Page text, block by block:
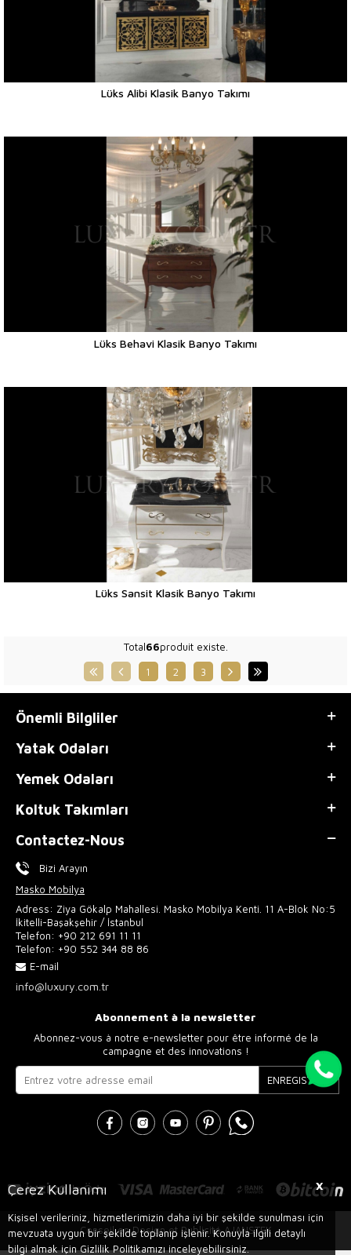
X
Çerez Kullanımı
Kişisel verileriniz, hizmetlerimizin daha iyi bir şekilde sunulması için
mevzuata uygun bir şekilde toplanıp işlenir. Konuyla ilgili detaylı
bilgi almak için Gizlilik Politikamızı inceleyebilirsiniz.
Lüks Alibi Klasik Banyo Takımı
Lüks Behavi Klasik Banyo Takımı
Lüks Sansit Klasik Banyo Takımı
Total66produit existe.
1
2 3
Önemli Bilgliler
Yatak Odaları
Yemek Odaları
Koltuk Takımları
Contactez-Nous
Bizi Arayın
Masko Mobilya
Adress: Ziya Gökalp Mahallesi. Masko Mobilya Kenti. 11 A-Blok No:5
İkitelli-Başakşehir / İstanbul
Telefon: +90 212 691 11 11
Telefon: +90 552 344 88 86
E-mail
info@luxury.com.tr
Abonnement à la newsletter
Abonnez-vous à notre e-newsletter pour être informé de la
campagne et des innovations !
ENREGISTRER
Conseil en Design et Publicité AJANSTEK